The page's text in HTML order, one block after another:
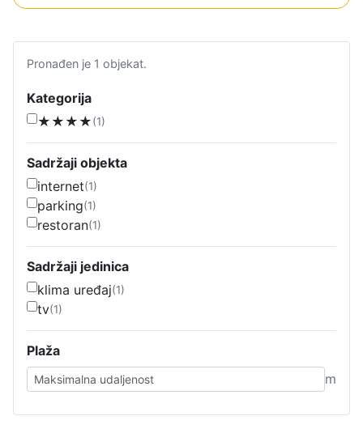
Pronađen je 1 objekat.
Kategorija
★★★★(1)
Sadržaji objekta
internet(1)
parking(1)
restoran(1)
Sadržaji jedinica
klima uređaj(1)
tv(1)
Plaža
m